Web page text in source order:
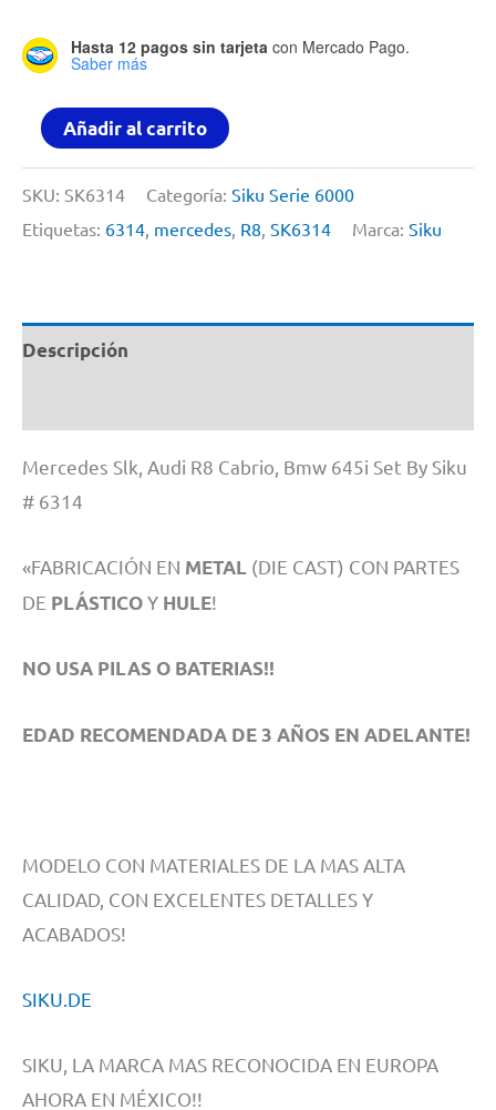
Hasta 12 pagos sin tarjeta con Mercado Pago.
Saber más
Mercedes
Audi
R8
645i
Set
Siku
#
6314
Añadir al carrito
SKU: SK6314 Categoría: Siku Serie 6000
Etiquetas: 6314 mercedes R8 SK6314 Marca: Siku
Descripción
Mercedes Slk, Audi R8 Cabrio, Bmw 645i Set By Siku
# 6314
«FABRICACIÓN EN METAL (DIE CAST) CON PARTES
DE PLÁSTICOY HULE!
NO USA PILAS O BATERIAS!!
EDAD RECOMENDADA DE 3 AÑOS EN ADELANTE!
MODELO CON MATERIALES DE LA MAS ALTA
CALIDAD, CON EXCELENTES DETALLES Y
ACABADOS!
SIKU.DE
SIKU, LA MARCA MAS RECONOCIDA EN EUROPA
AHORA EN MÉXICO!!